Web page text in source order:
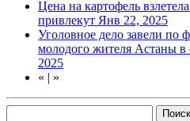
Цена на картофель
привлекут Янв 22, 2025
Уголовное дело завели по
молодого жителя Астаны в
2025
« | »